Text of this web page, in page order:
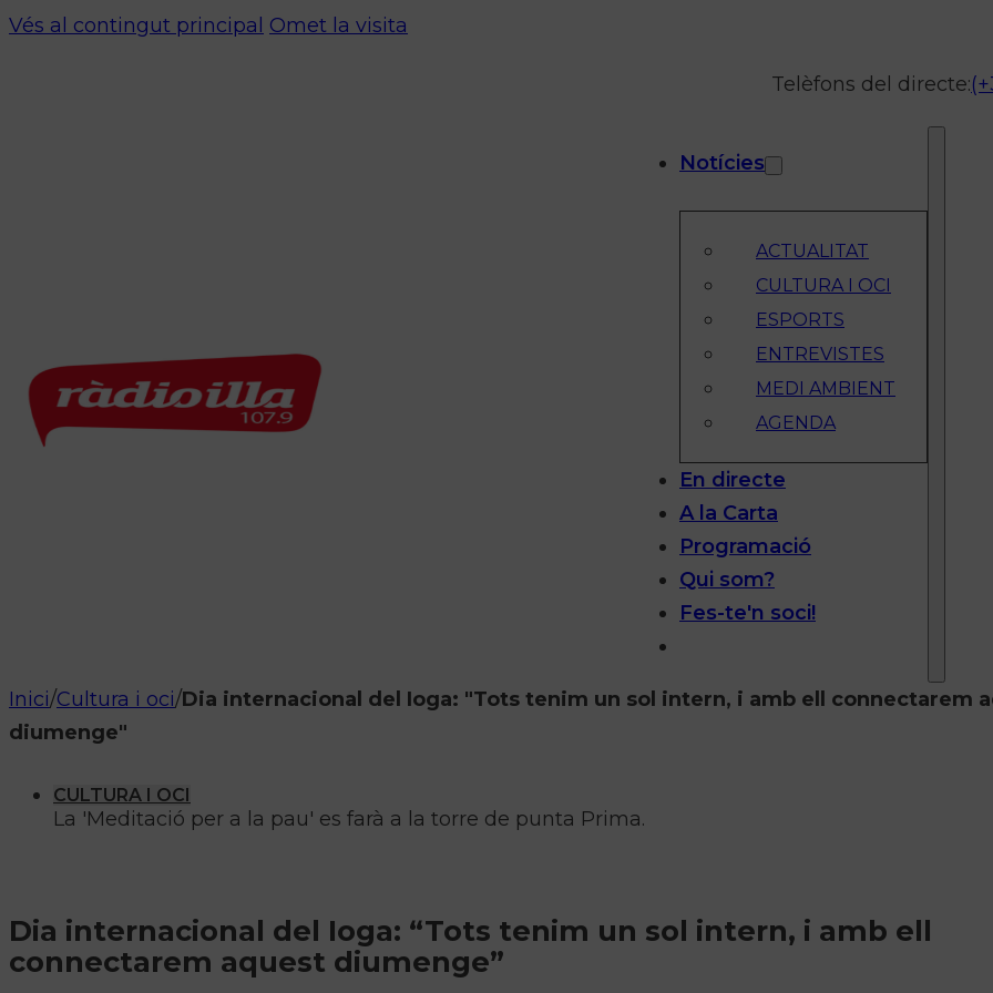
Vés al contingut principal Omet la visita
Telèfons del directe:
Notícies
ACTUALITAT
CULTURA I OCI
ESPORTS
ENTREVISTES
MEDI AMBIENT
AGENDA
En directe
A la Carta
Programació
Qui som?
Fes-te'n soci!
Inici/Cultura i oci/Dia internacional del Ioga: "Tots tenim un sol intern, i amb ell connectarem
diumenge"
La 'Meditació per a la pau' es farà a la torre de punta Prima.
CULTURA I OCI
Dia internacional del Ioga: “Tots tenim un sol intern, i amb ell
connectarem aquest diumenge”